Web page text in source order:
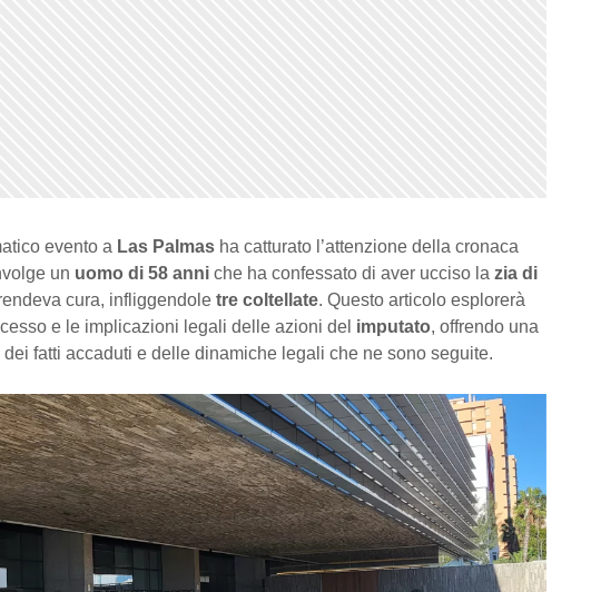
evento a Las Palmas ha catturato l’attenzione della cronaca
un uomo di 58 anni che ha confessato di aver ucciso la zia di
cura, infliggendole tre coltellate. Questo articolo esplorerà
e le implicazioni legali delle azioni del imputato, offrendo una
fatti accaduti e delle dinamiche legali che ne sono seguite.